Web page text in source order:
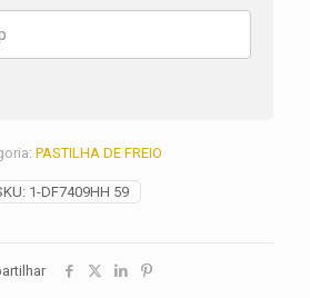
1-DF7409HH 59
PASTILHA DE FREIO